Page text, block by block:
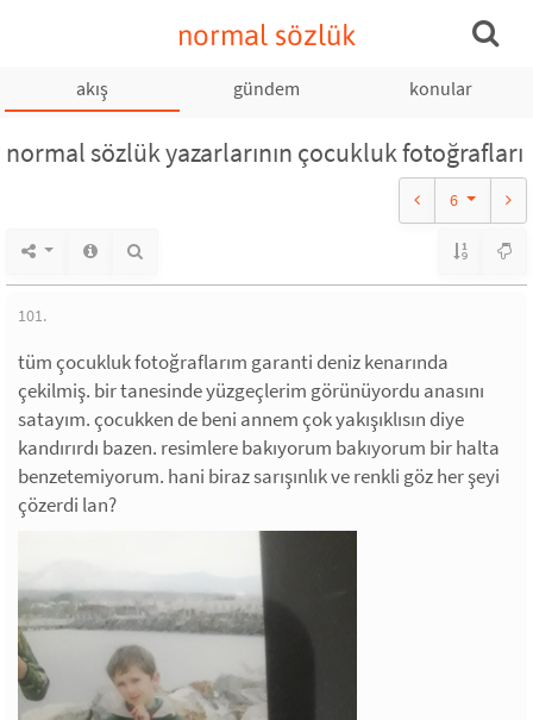
normal sözlük
akış gündem konular
normal sözlük yazarlarının çocukluk fotoğrafları
6
101.
tüm çocukluk fotoğraflarım garanti deniz kenarında
çekilmiş. bir tanesinde yüzgeçlerim görünüyordu anasını
satayım. çocukken de beni annem çok yakışıklısın diye
kandırırdı bazen. resimlere bakıyorum bakıyorum bir halta
benzetemiyorum. hani biraz sarışınlık ve renkli göz her şeyi
çözerdi lan?